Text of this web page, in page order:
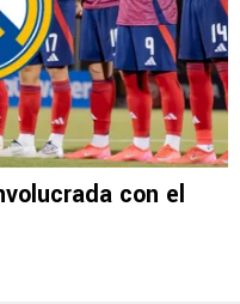
con el